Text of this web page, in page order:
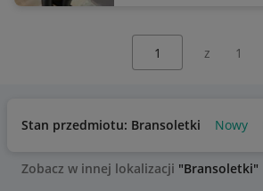
z 1
Stan przedmiotu: Bransoletki Nowy
Zobacz w innej lokalizacji "Bransoletki"